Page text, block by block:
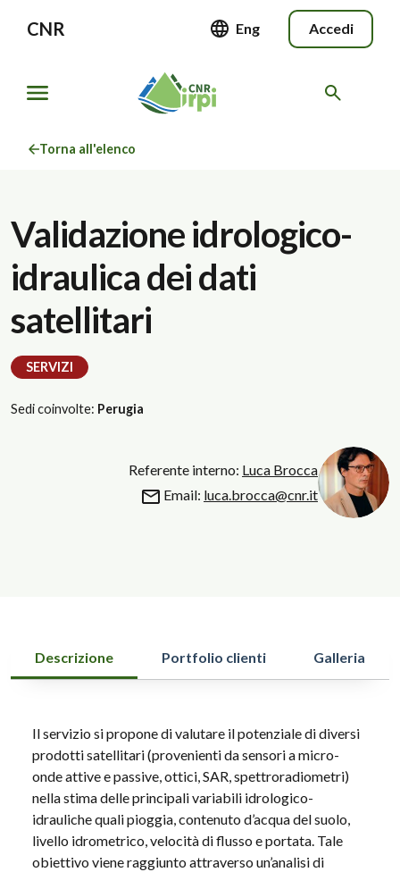
CNR Eng Accedi
Torna all'elenco
Validazione idrologico-
idraulica dei dati
satellitari
SERVIZI
Sedi coinvolte: Perugia
Referente interno: Luca Brocca
Email: luca.brocca@cnr.it
Descrizione Portfolio clienti Galleria
Il servizio si propone di valutare il potenziale di diversi
prodotti satellitari (provenienti da sensori a micro-
onde attive e passive, ottici, SAR, spettroradiometri)
nella stima delle principali variabili idrologico-
idrauliche quali pioggia, contenuto d’acqua del suolo,
livello idrometrico, velocità di flusso e portata. Tale
obiettivo viene raggiunto attraverso un’analisi di